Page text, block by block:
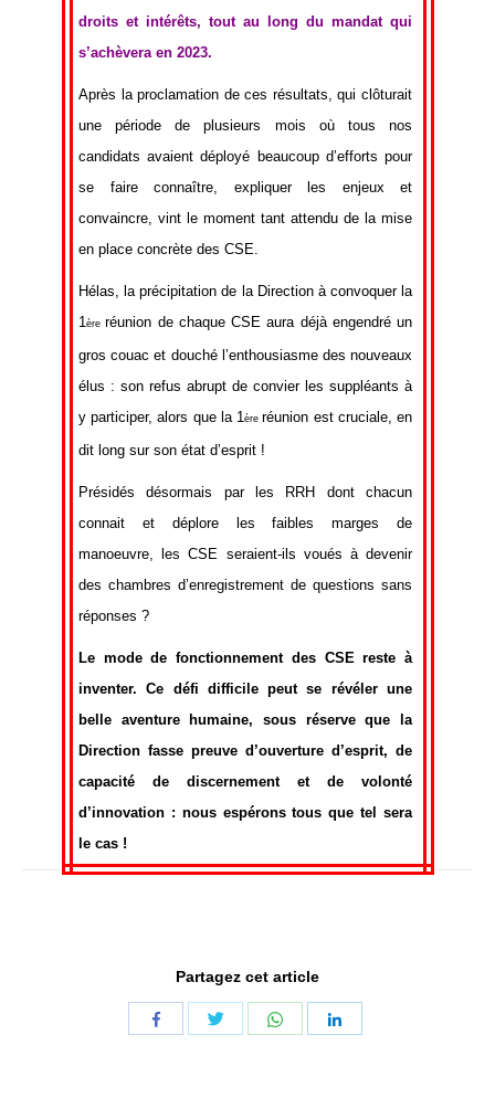
droits et intérêts, tout au long du mandat qui
s’achèvera en 2023.
Après la proclamation de ces résultats, qui clôturait
une période de plusieurs mois où tous nos
candidats avaient déployé beaucoup d’efforts pour
se faire connaître, expliquer les enjeux et
convaincre, vint le moment tant attendu de la mise
en place concrète des CSE.
Hélas, la précipitation de la Direction à convoquer la
1ère réunion de chaque CSE aura déjà engendré un
gros couac et douché l’enthousiasme des nouveaux
élus : son refus abrupt de convier les suppléants à
y participer, alors que la 1ère réunion est cruciale, en
dit long sur son état d’esprit !
Présidés désormais par les RRH dont chacun
connait et déplore les faibles marges de
manoeuvre, les CSE seraient-ils voués à devenir
des chambres d’enregistrement de questions sans
réponses ?
Le mode de fonctionnement des CSE reste à
inventer. Ce défi difficile peut se révéler une
belle aventure humaine, sous réserve que la
Direction fasse preuve d’ouverture d’esprit, de
capacité de discernement et de volonté
d’innovation : nous espérons tous que tel sera
le cas !
Partagez cet article
Share
Share